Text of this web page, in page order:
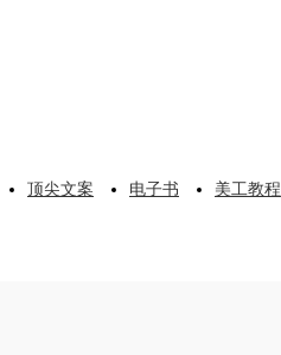
顶尖文案 电子书 美工教程